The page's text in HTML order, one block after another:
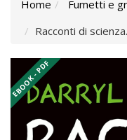
Home
Fumetti e
Racconti di
EBOOK - PDF